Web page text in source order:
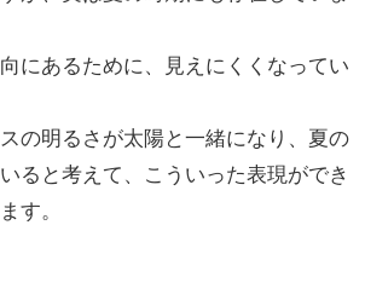
にあるために、見えにくくなってい
の明るさが太陽と一緒になり、夏の
ると考えて、こういった表現ができ
す。